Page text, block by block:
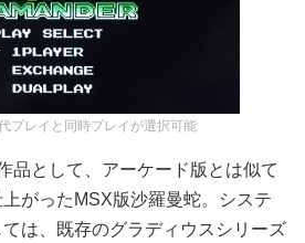
プレイと同時プレイが選択可能
品として、アーケード版とは似て
がったMSX版沙羅曼蛇。システ
は、既存のグラディウスシリーズ